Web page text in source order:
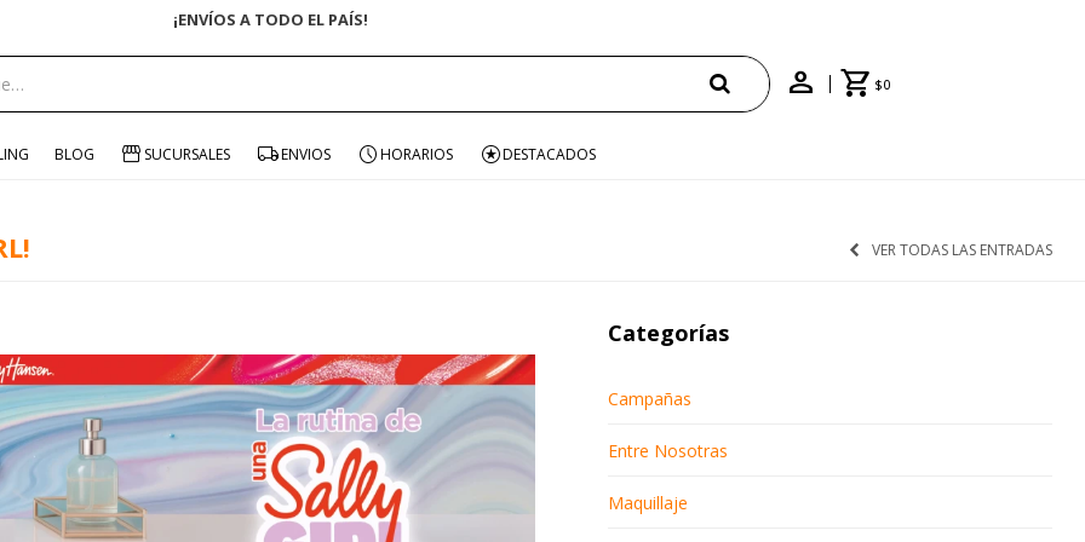
¡ENVÍOS A TODO EL PAÍS!
$0
BLOG SUCURSALES ENVIOS HORARIOS DESTACADOS
VER TODAS LAS ENTRADAS
Categorías
Campañas
Entre Nosotras
Maquillaje